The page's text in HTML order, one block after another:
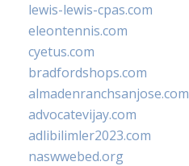
lewis-lewis-cpas.com
eleontennis.com
cyetus.com
bradfordshops.com
almadenranchsanjose.com
advocatevijay.com
adlibilimler2023.com
naswwebed.org